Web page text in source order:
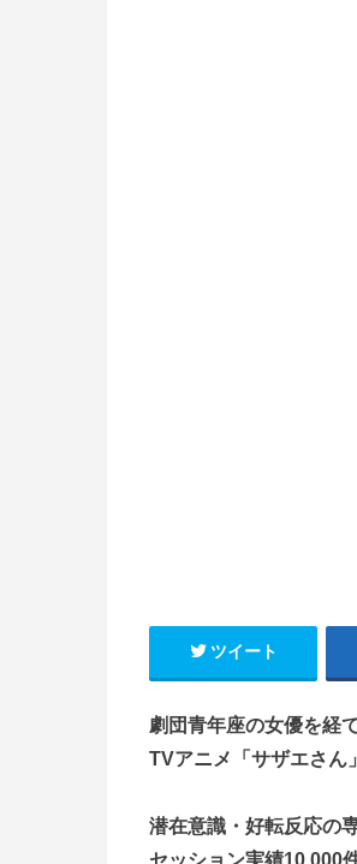
ツイート
劇団青年座の女優を経て
TVアニメ「サザエさん
潜在意識・好転反応の
セッション実績10,000